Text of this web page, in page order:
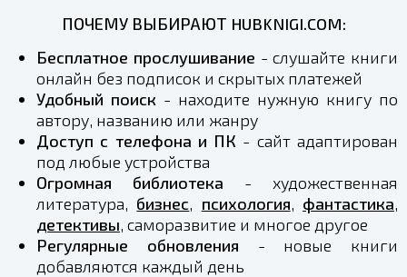
ПОЧЕМУ ВЫБИРАЮТ HUBKNIGI.COM:
Бесплатное прослушивание - слушайте книги
онлайн без подписок и скрытых платежей
Удобный поиск - находите нужную книгу по
автору, названию или жанру
Доступ с телефона и ПК - сайт адаптирован
под любые устройства
Огромная библиотека - художественная
литература, бизнес, психология, фантастика,
детективы, саморазвитие и многое другое
Регулярные обновления - новые книги
добавляются каждый день